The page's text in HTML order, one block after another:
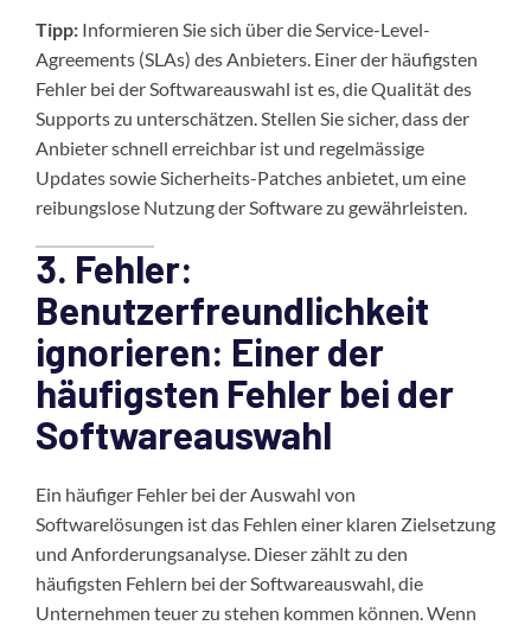
Tipp: Informieren Sie sich über die Service-Level-
Agreements (SLAs) des Anbieters. Einer der häufigsten
Fehler bei der Softwareauswahl ist es, die Qualität des
Supports zu unterschätzen. Stellen Sie sicher, dass der
Anbieter schnell erreichbar ist und regelmässige
Updates sowie Sicherheits-Patches anbietet, um eine
reibungslose Nutzung der Software zu gewährleisten.
3. Fehler:
Benutzerfreundlichkeit
ignorieren: Einer der
häufigsten Fehler bei der
Softwareauswahl
Ein häufiger Fehler bei der Auswahl von
Softwarelösungen ist das Fehlen einer klaren Zielsetzung
und Anforderungsanalyse. Dieser zählt zu den
häufigsten Fehlern bei der Softwareauswahl, die
Unternehmen teuer zu stehen kommen können. Wenn